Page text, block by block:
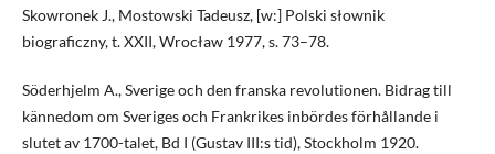
Skowronek J., Mostowski Tadeusz, [w:] Polski słownik
biograficzny, t. XXII, Wrocław 1977, s. 73–78.
Söderhjelm A., Sverige och den franska revolutionen. Bidrag till
kännedom om Sveriges och Frankrikes inbördes förhållande i
slutet av 1700-talet, Bd I (Gustav III:s tid), Stockholm 1920.